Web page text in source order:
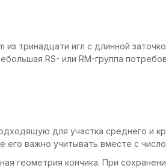
из тринадцати игл с длинной
RS- или RM-группа
для участка среднего и
важно учитывать вместе с
геометрия кончика. При